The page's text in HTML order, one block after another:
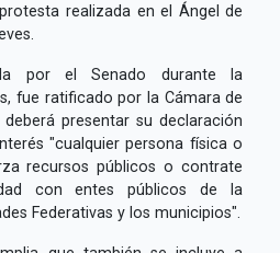
realizada en el Ángel de
por el Senado durante la
fue ratificado por la Cámara de
presentar su declaración
"cualquier persona física o
recursos públicos o contrate
con entes públicos de la
Federativas y los municipios".